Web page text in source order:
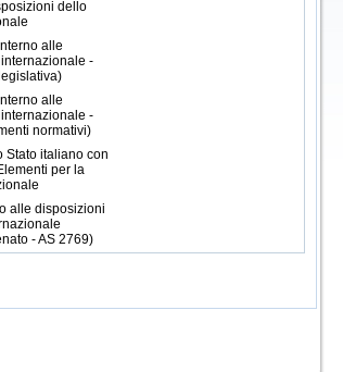
dello
alle
-
alle
-
normativi)
Stato italiano con
per la
alle disposizioni
- AS 2769)